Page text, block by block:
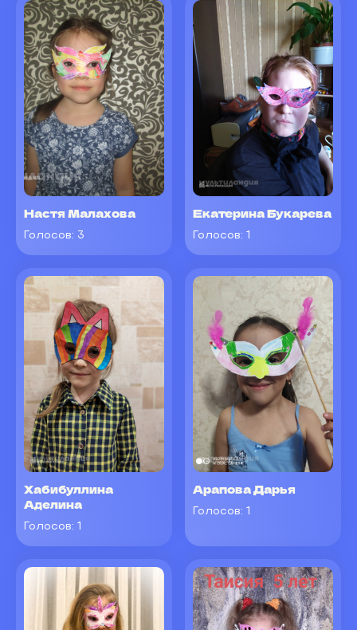
Настя Малахова
Голосов: 3
Екатерина Букарева
Голосов: 1
Хабибуллина
Аделина
Голосов: 1
Арапова Дарья
Голосов: 1